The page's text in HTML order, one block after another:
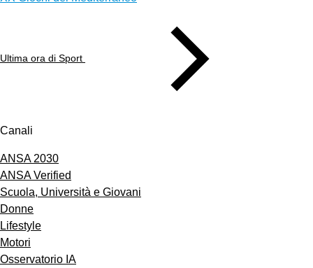
Ultima ora di Sport
Canali
ANSA 2030
ANSA Verified
Scuola, Università e Giovani
Donne
Lifestyle
Motori
Osservatorio IA